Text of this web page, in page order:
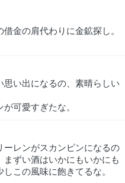
金の肩代わりに金鉱探し。
い出になるの、素晴らしい
可愛すぎたな。
レンがスカンピンになるの
ずい酒はいかにもいかにも
この風味に飽きてるな。